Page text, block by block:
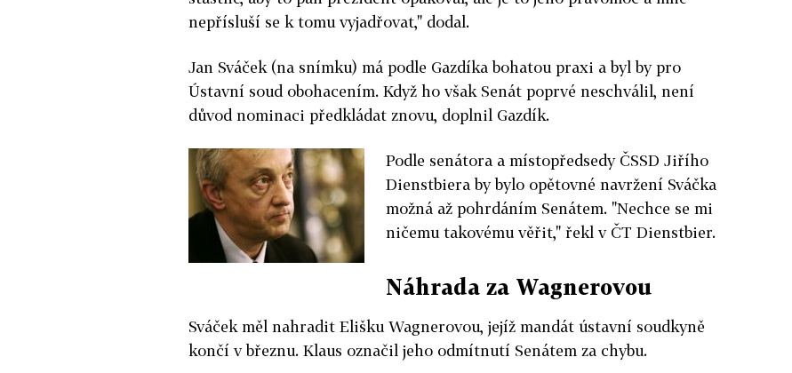
nepřísluší se k tomu vyjadřovat," dodal.
Jan Sváček (na snímku) má podle Gazdíka bohatou praxi a byl by pro
Ústavní soud obohacením. Když ho však Senát poprvé neschválil, není
důvod nominaci předkládat znovu, doplnil Gazdík.
Podle senátora a místopředsedy ČSSD Jiřího
Dienstbiera by bylo opětovné navržení Sváčka
možná až pohrdáním Senátem. "Nechce se mi
ničemu takovému věřit," řekl v ČT Dienstbier.
Náhrada za Wagnerovou
Sváček měl nahradit Elišku Wagnerovou, jejíž mandát ústavní soudkyně
končí v březnu. Klaus označil jeho odmítnutí Senátem za chybu.